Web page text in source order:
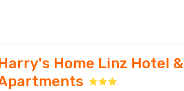
Home Linz Hotel &